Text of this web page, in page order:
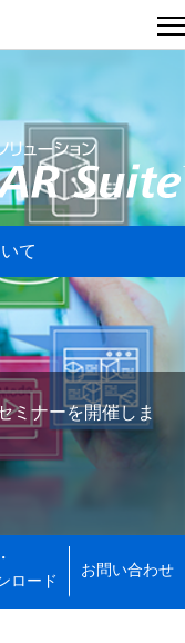
て
ミナーを開催しま
ロード
お問い合わせ